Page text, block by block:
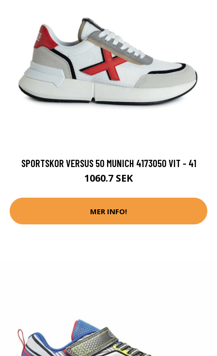
SPORTSKOR VERSUS 50 MUNICH 4173050 VIT - 41
1060.7 SEK
MER INFO!